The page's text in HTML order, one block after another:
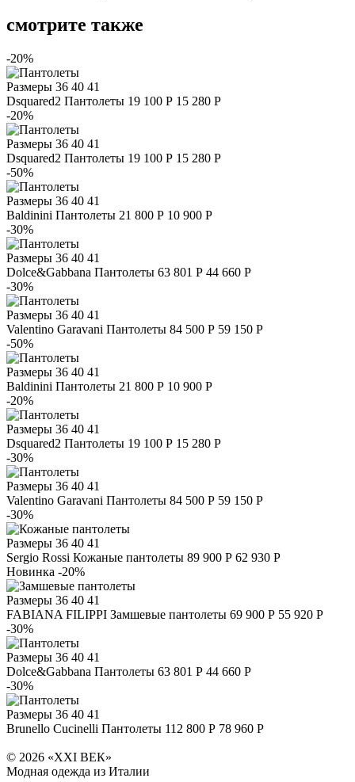
смотрите также
-20%
Размеры 36 40 41
Dsquared2 Пантолеты 19 100 Р 15 280 Р
-20%
Размеры 36 40 41
Dsquared2 Пантолеты 19 100 Р 15 280 Р
-50%
Размеры 36 40 41
Baldinini Пантолеты 21 800 Р 10 900 Р
-30%
Размеры 36 40 41
Dolce&Gabbana Пантолеты 63 801 Р 44 660 Р
-30%
Размеры 36 40 41
Valentino Garavani Пантолеты 84 500 Р 59 150 Р
-50%
Размеры 36 40 41
Baldinini Пантолеты 21 800 Р 10 900 Р
-20%
Размеры 36 40 41
Dsquared2 Пантолеты 19 100 Р 15 280 Р
-30%
Размеры 36 40 41
Valentino Garavani Пантолеты 84 500 Р 59 150 Р
-30%
Размеры 36 40 41
Sergio Rossi Кожаные пантолеты 89 900 Р 62 930 Р
Новинка -20%
Размеры 36 40 41
FABIANA FILIPPI Замшевые пантолеты 69 900 Р 55 920 Р
-30%
Размеры 36 40 41
Dolce&Gabbana Пантолеты 63 801 Р 44 660 Р
-30%
Размеры 36 40 41
Brunello Cucinelli Пантолеты 112 800 Р 78 960 Р
© 2026 «XXI ВЕК»
Модная одежда из Италии